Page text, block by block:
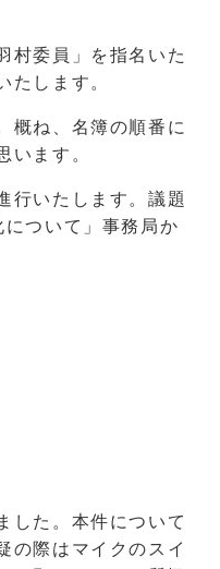
村委員」を指名いた
たします。
概ね、名簿の順番に
います。
行いたします。議題
ついて」事務局か
した。本件について
の際はマイクのスイ